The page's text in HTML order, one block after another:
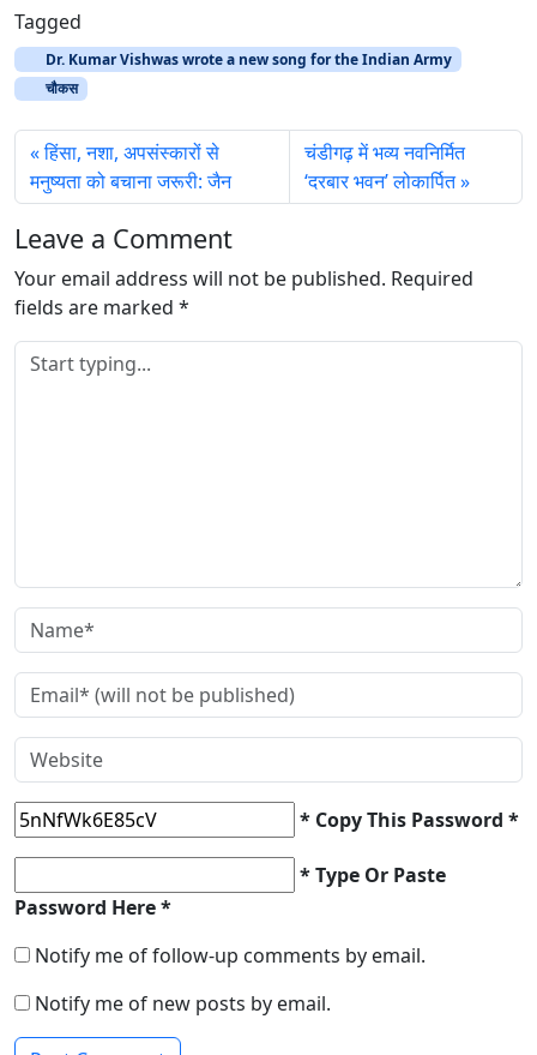
a
d
i
n
g
…
Tagged
Dr. Kumar Vishwas wrote a new song for the Indian Army
चौकस
हिंसा, नशा, अपसंस्कारों से
मनुष्यता को बचाना जरूरी: जैन
चंडीगढ़ में भव्य नवनिर्मित
‘दरबार भवन’ लोकार्पित
Leave a Comment
Your email address will not be published. Required
fields are marked *
* Copy This Password *
* Type Or Paste
Password Here *
Notify me of follow-up comments by email.
Notify me of new posts by email.